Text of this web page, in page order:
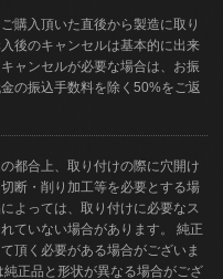
購入頂いた直後から製造に取り
後のキャンセルは基本的に出来
ャンセルが必要な場合は、お振
の振込手数料を除く50%をご返
都合上、取り付けの際に穴開け
断・削り加工等を必要とする場
よっては、取り付けに必要なス
ていない場合があります。 純正
頂く必要がある場合がございま
正品と形状が異なる場合がござ